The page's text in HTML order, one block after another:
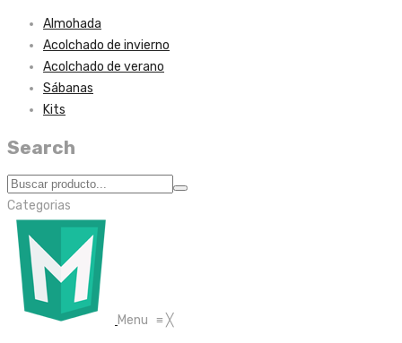
Almohada
Acolchado de invierno
Acolchado de verano
Sábanas
Kits
Search
Categorias
Menu ≡ ╳